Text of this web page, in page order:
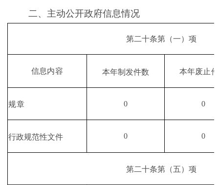
二、主动公开政府信息情况
第二十条第 （一）项
信息内容 本年制发件数 本年废止
规章 0 0
行政规范性文件 0 0
第二十条第 （五）项